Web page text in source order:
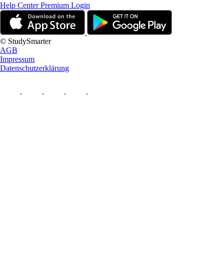
Help CenterPremium Login
© StudySmarter
AGB
Impressum
Datenschutzerklärung